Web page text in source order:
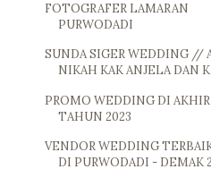
FOTOGRAFER LAMARAN
PURWODADI
SUNDA SIGER WEDDING //
NIKAH KAK ANJELA DAN
PROMO WEDDING DI AKHIR
TAHUN 2023
VENDOR WEDDING
DI PURWODADI - DEMAK